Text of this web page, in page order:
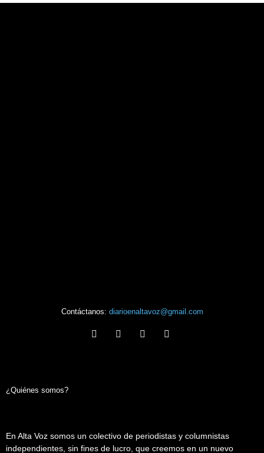
Contáctanos: diarioenaltavoz@gmail.com
¿Quiénes somos?
En Alta Voz somos un colectivo de periodistas y columnistas
independientes, sin fines de lucro, que creemos en un nuevo